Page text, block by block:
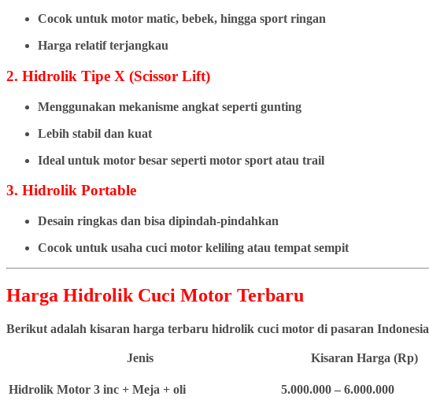
Cocok untuk motor matic, bebek, hingga sport ringan
Harga relatif terjangkau
2. Hidrolik Tipe X (Scissor Lift)
Menggunakan mekanisme angkat seperti gunting
Lebih stabil dan kuat
Ideal untuk motor besar seperti motor sport atau trail
3. Hidrolik Portable
Desain ringkas dan bisa dipindah-pindahkan
Cocok untuk usaha cuci motor keliling atau tempat sempit
Harga Hidrolik Cuci Motor Terbaru
Berikut adalah kisaran harga terbaru hidrolik cuci motor di pasaran Indonesia
Jenis Kisaran Harga (Rp)
Hidrolik Motor 3 inc + Meja + oli 5.000.000 – 6.000.000